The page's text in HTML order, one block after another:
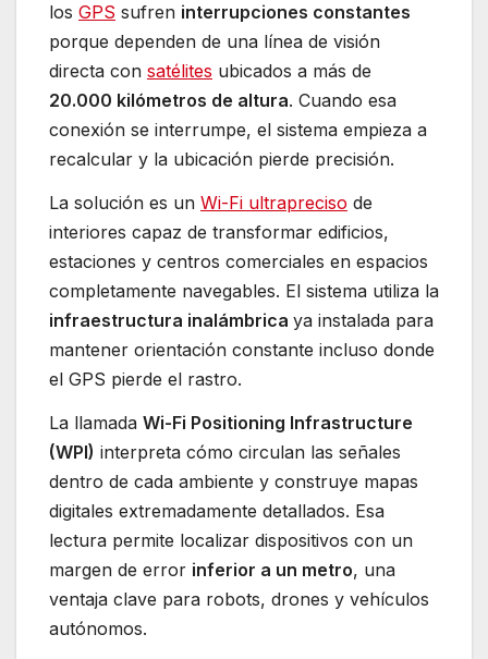
los GPS sufren interrupciones constantes
porque dependen de una línea de visión
directa con satélites ubicados a más de
20.000 kilómetros de altura. Cuando esa
conexión se interrumpe, el sistema empieza a
recalcular y la ubicación pierde precisión.
La solución es un Wi-Fi ultrapreciso de
interiores capaz de transformar edificios,
estaciones y centros comerciales en espacios
completamente navegables. El sistema utiliza la
infraestructura inalámbrica ya instalada para
mantener orientación constante incluso donde
el GPS pierde el rastro.
La llamada Wi-Fi Positioning Infrastructure
(WPI) interpreta cómo circulan las señales
dentro de cada ambiente y construye mapas
digitales extremadamente detallados. Esa
lectura permite localizar dispositivos con un
margen de error inferior a un metro, una
ventaja clave para robots, drones y vehículos
autónomos.